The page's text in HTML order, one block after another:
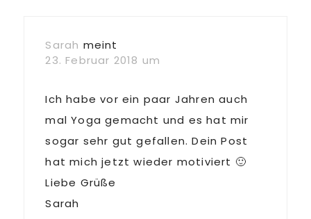
Sarah meint
23. Februar 2018 um
Ich habe vor ein paar Jahren auch
mal Yoga gemacht und es hat mir
sogar sehr gut gefallen. Dein Post
hat mich jetzt wieder motiviert 🙂
Liebe Grüße
Sarah